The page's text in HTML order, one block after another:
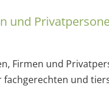
und
Firmen und
fachgerechten und